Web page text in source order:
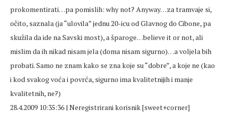
prokomentirati…pa pomislih: why not? Anyway…za tramvaje si,
očito, saznala (ja “ulovila” jednu 20-icu od Glavnog do Cibone, pa
skužila da ide na Savski most), a šparoge…believe it or not, ali
mislim da ih nikad nisam jela (doma nisam sigurno)…a voljela bih
probati. Samo ne znam kako se zna koje su “dobre”, a koje ne (kao
i kod svakog voća i povrća, sigurno ima kvalitetnijih i manje
kvalitetnih, ne?)
28.4.2009 10:35:36 | Neregistrirani korisnik [sweet+corner]